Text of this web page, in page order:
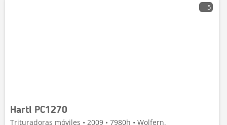
5
Hartl PC1270
Trituradoras móviles • 2009 • 7980h • Wolfern,